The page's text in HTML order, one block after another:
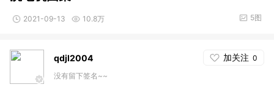
2021-09-13 10.8万 5图
qdjl2004 加关注 0
没有留下签名~~